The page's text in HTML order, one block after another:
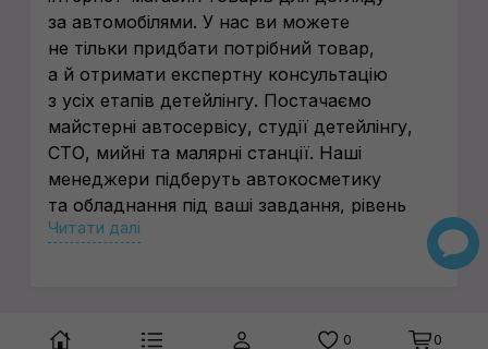
за автомобілями. У нас ви можете
не тільки придбати потрібний товар,
а й отримати експертну консультацію
з усіх етапів детейлінгу. Постачаємо
майстерні автосервісу, студії детейлінгу,
СТО, мийні та малярні станції. Наші
менеджери підберуть автокосметику
та обладнання під ваші завдання, рівень
навичок і бюджет.
з догляду за авто
преміум-класу.
Читати далі
0 0